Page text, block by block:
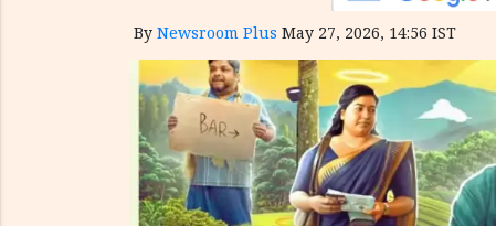
By Newsroom Plus May 27, 2026, 14:56 IST